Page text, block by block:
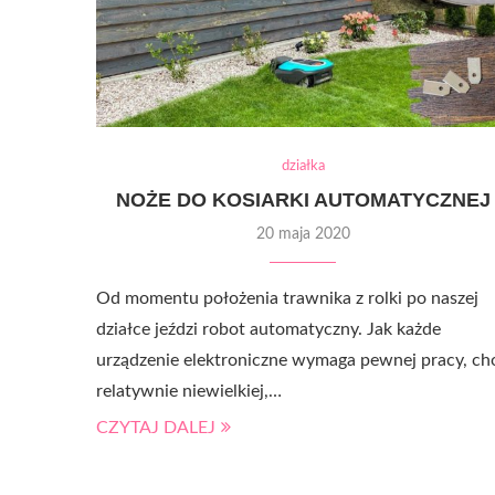
działka
NOŻE DO KOSIARKI AUTOMATYCZNEJ
20 maja 2020
Od momentu położenia trawnika z rolki po naszej
działce jeździ robot automatyczny. Jak każde
urządzenie elektroniczne wymaga pewnej pracy,
relatywnie niewielkiej,…
CZYTAJ DALEJ